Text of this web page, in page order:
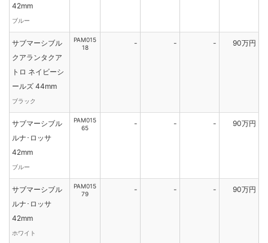
42mm
ブルー
サブマーシブル
クアランタクア
トロ ネイビーシ
ールズ 44mm
ブラック
PAM015
18
- - - 90万円
サブマーシブル
ルナ･ロッサ
42mm
ブルー
PAM015
65
- - - 90万円
サブマーシブル
ルナ･ロッサ
42mm
ホワイト
PAM015
79
- - - 90万円